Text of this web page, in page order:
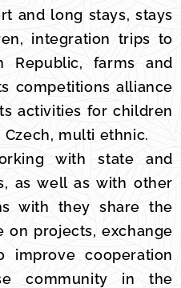
and long stays, stays
integration trips to
farms and
competitions alliance
activities for children
multi ethnic.
with state and
as well as with other
with they share the
on projects, exchange
improve cooperation
community in the